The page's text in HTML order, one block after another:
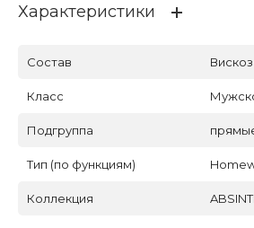
Характеристики
Состав
Класс
Подгруппа
Тип (по функциям)
Коллекция